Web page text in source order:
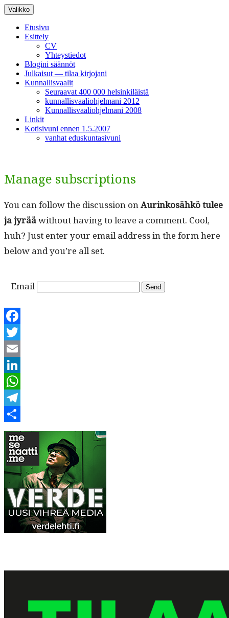
Siirry
sisältöön
Valikko
Etusivu
Esittely
CV
Yhteystiedot
Blogini säännöt
Julkaisut — tilaa kirjojani
Kunnallisvaalit
Seuraavat 400 000 helsinkiläistä
kunnallisvaaliohjelmani 2012
Kunnallisvaaliohjelmani 2008
Linkit
Kotisivuni ennen 1.5.2007
vanhat eduskuntasivuni
Manage subscriptions
You can fol­low the dis­cus­sion onAurinkosähkö tulee
ja jyrääwith­out hav­ing to leave a com­ment. Cool,
huh? Just enter your email address in the form here
below and you’re all set.
Email
Facebook
Twitter
Email
LinkedIn
WhatsApp
Telegram
Share